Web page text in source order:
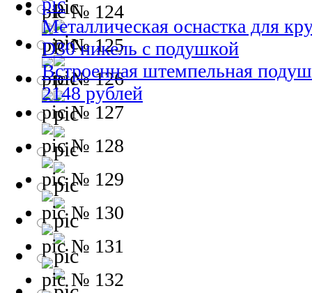
№ 124
№ 125
№ 126
№ 127
№ 128
№ 129
№ 130
№ 131
№ 132
Металлическая оснастка для
D30 никель с подушкой
Встроенная штемпельная
2148 рублей